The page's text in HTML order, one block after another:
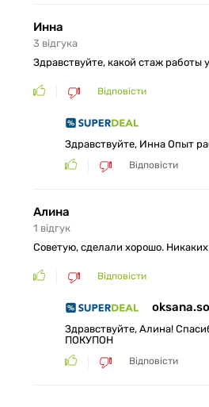
Инна
3 відгукa
Здравствуйте, какой стаж
Відповісти
Здравствуйте, Инна Опыт
Відповісти
Алина
1 відгук
Советую, сделали хорошо.
Відповісти
Здравствуйте, Алина!
ПОКУПОН
Відповісти